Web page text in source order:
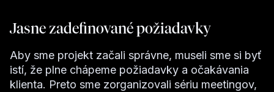
Jasne zadefinované požiadavky
Aby sme projekt začali správne, museli sme si byť
istí, že plne chápeme požiadavky a očakávania
klienta. Preto sme zorganizovali sériu meetingov,